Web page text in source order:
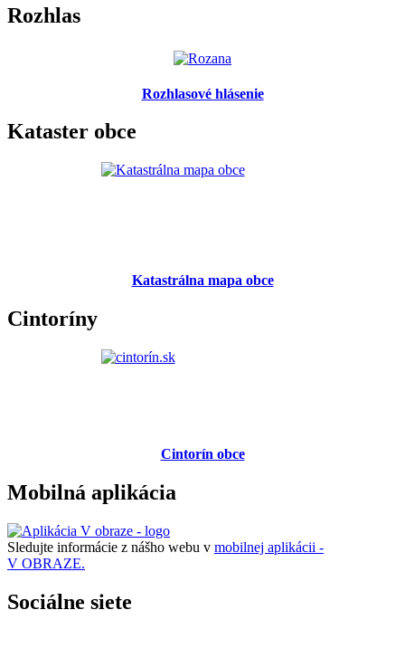
Rozhlas
Rozhlasové hlásenie
Kataster obce
Katastrálna mapa obce
Cintoríny
Cintorín obce
Mobilná aplikácia
Sledujte informácie z nášho webu v mobilnej aplikácii -
V OBRAZE.
Sociálne siete